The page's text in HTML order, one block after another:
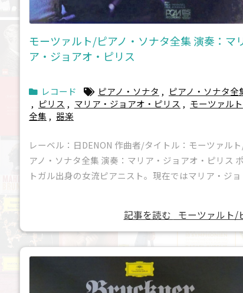
モーツァルト/ピアノ・ソナタ全集 演奏：マ
ア・ジョアオ・ピリス
レコード ピアノ・ソナタ , ピアノ・ソナタ全
, ピリス , マリア・ジョアオ・ピリス , モーツァルト
全集 , 器楽
レーベル：日DENON 作曲者/タイトル：モーツァル
アノ・ソナタ全集 演奏：マリア・ジョアオ・ピリス
トガル出身の女流ピアニスト。現在ではマリア・ジョ
記事を読む モーツァルト/